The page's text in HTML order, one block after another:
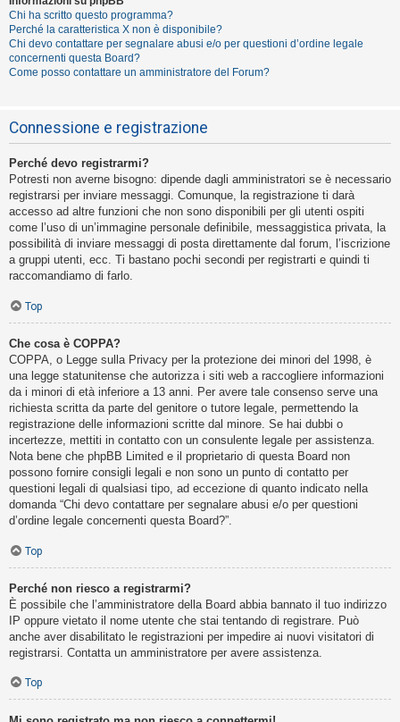
Chi ha scritto questo programma?
Perché la caratteristica X non è disponibile?
Chi devo contattare per segnalare abusi e/o per questioni d’ordine legale
concernenti questa Board?
Come posso contattare un amministratore del Forum?
Connessione e registrazione
Perché devo registrarmi?
Potresti non averne bisogno: dipende dagli amministratori se è necessario
registrarsi per inviare messaggi. Comunque, la registrazione ti darà
accesso ad altre funzioni che non sono disponibili per gli utenti ospiti
come l’uso di un’immagine personale definibile, messaggistica privata, la
possibilità di inviare messaggi di posta direttamente dal forum, l’iscrizione
a gruppi utenti, ecc. Ti bastano pochi secondi per registrarti e quindi ti
raccomandiamo di farlo.
Top
Che cosa è COPPA?
COPPA, o Legge sulla Privacy per la protezione dei minori del 1998, è
una legge statunitense che autorizza i siti web a raccogliere informazioni
da i minori di età inferiore a 13 anni. Per avere tale consenso serve una
richiesta scritta da parte del genitore o tutore legale, permettendo la
registrazione delle informazioni scritte dal minore. Se hai dubbi o
incertezze, mettiti in contatto con un consulente legale per assistenza.
Nota bene che phpBB Limited e il proprietario di questa Board non
possono fornire consigli legali e non sono un punto di contatto per
questioni legali di qualsiasi tipo, ad eccezione di quanto indicato nella
domanda “Chi devo contattare per segnalare abusi e/o per questioni
d’ordine legale concernenti questa Board?”.
Top
Perché non riesco a registrarmi?
È possibile che l’amministratore della Board abbia bannato il tuo indirizzo
IP oppure vietato il nome utente che stai tentando di registrare. Può
anche aver disabilitato le registrazioni per impedire ai nuovi visitatori di
registrarsi. Contatta un amministratore per avere assistenza.
Top